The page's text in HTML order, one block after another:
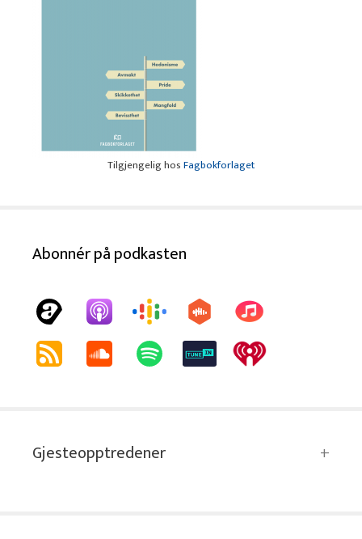
Tilgjengelig hosFagbokforlaget
Abonnér på podkasten
Gjesteopptredener